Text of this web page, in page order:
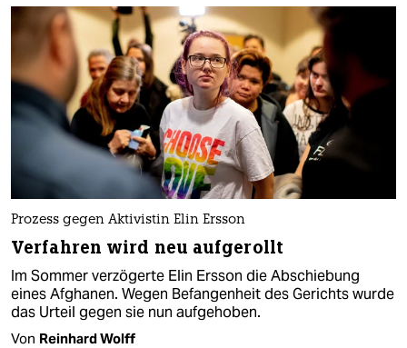
Prozess gegen Aktivistin Elin Ersson
Verfahren wird neu aufgerollt
Im Sommer verzögerte Elin Ersson die Abschiebung
eines Afghanen. Wegen Befangenheit des Gerichts wurde
das Urteil gegen sie nun aufgehoben.
Von Reinhard Wolff